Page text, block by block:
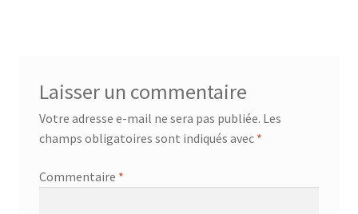
Laisser un commentaire
Votre adresse e-mail ne sera pas publiée. Les
champs obligatoires sont indiqués avec *
Commentaire *